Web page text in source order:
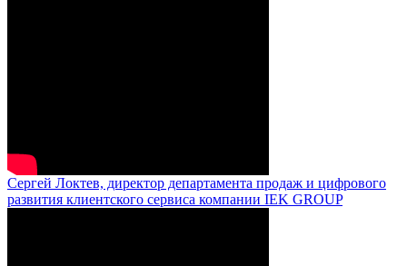
Сергей Локтев, директор департамента продаж и цифрового
развития клиентского сервиса компании IEK GROUP